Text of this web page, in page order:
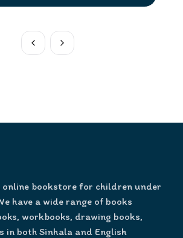
online bookstore for children under
have a wide range of books
workbooks, drawing books,
in both Sinhala and English